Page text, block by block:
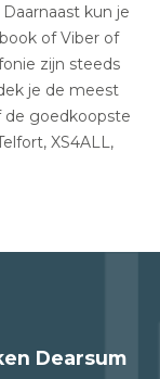
kun je
of Viber of
zijn steeds
je de meest
de goedkoopste
XS4ALL,
Dearsum